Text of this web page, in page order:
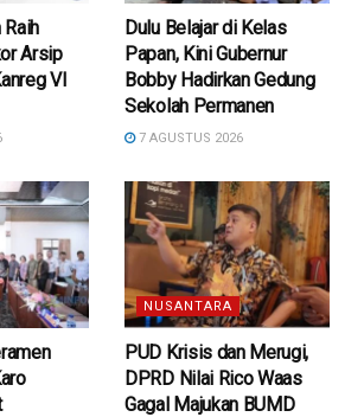
Arsip
VI
Dulu Belajar di Kelas
Papan, Kini Gubernur
Bobby Hadirkan Gedung
Sekolah Permanen
7 AGUSTUS 2026
NUSANTARA
PUD Krisis dan Merugi,
DPRD Nilai Rico Waas
Gagal Majukan BUMD